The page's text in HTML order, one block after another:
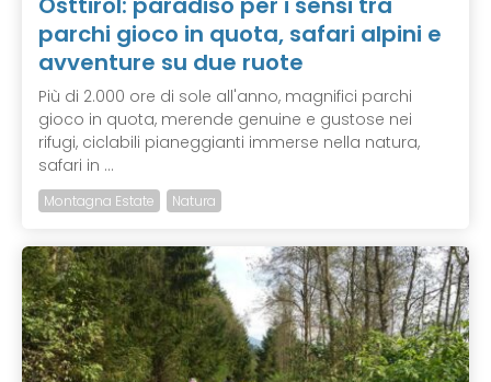
parchi gioco in quota, safari alpini e
avventure su due ruote
Più di 2.000 ore di sole all'anno, magnifici parchi
gioco in quota, merende genuine e gustose nei
rifugi, ciclabili pianeggianti immerse nella natura,
safari in ...
Montagna Estate Natura